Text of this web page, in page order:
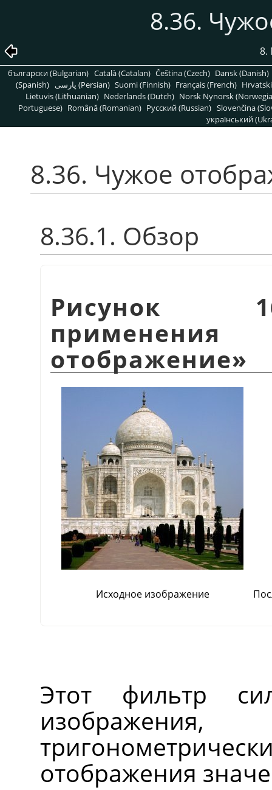
8.36.
български (Bulgarian) Català (Catalan) Čeština (Czech) Dansk (Danish)
(Spanish)
پارسی (Persian) Suomi (Finnish) Français (French)
Lietuvis (Lithuanian) Nederlands (Dutch) Norsk Nynorsk
Portuguese) Română (Romanian) Pусский (Russian) Slovenčina
український
8.36. Чужое
8.36.1. Обзор
Рисунок
отображение»
Исходное изображение
Этот фильтр
отображения